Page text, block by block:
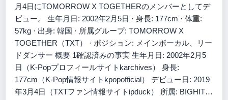
月4日にTOMORROW X TOGETHERのメンバーとしてデ
ビュー。 生年月日: 2002年2月5日 · 身長: 177cm · 体重:
57kg · 出身: 韓国 · 所属グループ: TOMORROW X
TOGETHER（TXT） · ポジション: メインボーカル、リー
ドダンサー 概要 1確認済みの事実 生年月日: 2002年2月5
日（K-Popプロフィールサイトkarchives） 身長:
177cm（K-Pop情報サイトkpopofficial） デビュー日: 2019
年3月4日（TXTファン情報サイトipduck） 所属: BIGHIT…